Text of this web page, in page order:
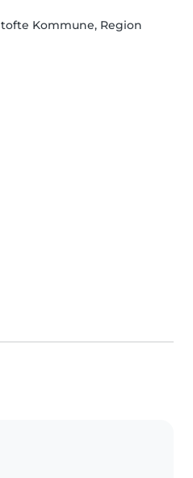
Kommune, Region